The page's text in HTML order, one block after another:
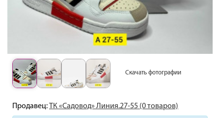
Скачать фотографии
Продавец:ТК «Садовод» Линия.27-55 (0 товаров)